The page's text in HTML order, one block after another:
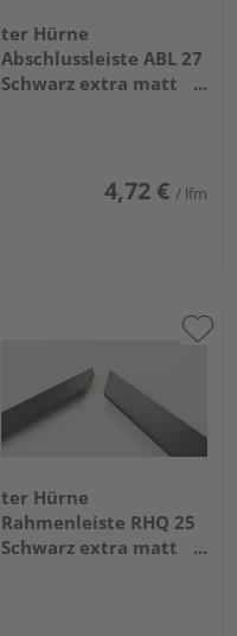
ter Hürne
Abschlussleiste ABL 27
Schwarz extra matt
4,72 € / lfm
ter Hürne
Rahmenleiste RHQ 25
Schwarz extra matt